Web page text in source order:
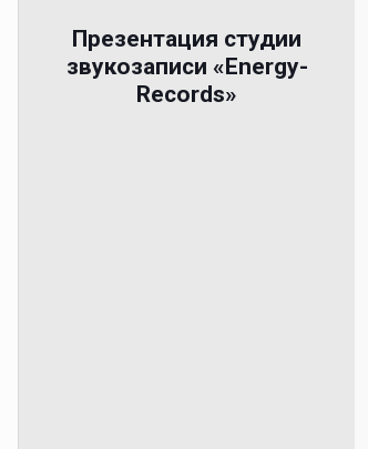
Презентация студии
звукозаписи «Energy-
Records»